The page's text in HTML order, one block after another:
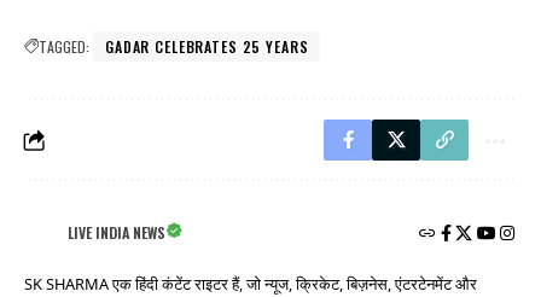
TAGGED: GADAR CELEBRATES 25 YEARS
LIVE INDIA NEWS
SK SHARMA एक हिंदी कंटेंट राइटर हैं, जो न्यूज, क्रिकेट, बिज़नेस, एंटरटेनमेंट और